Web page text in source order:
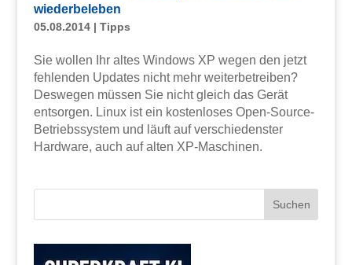
wiederbeleben
05.08.2014| Tipps
Sie wollen Ihr altes Windows XP wegen den jetzt
fehlenden Updates nicht mehr weiterbetreiben?
Deswegen müssen Sie nicht gleich das Gerät
entsorgen. Linux ist ein kostenloses Open-Source-
Betriebssystem und läuft auf verschiedenster
Hardware, auch auf alten XP-Maschinen.